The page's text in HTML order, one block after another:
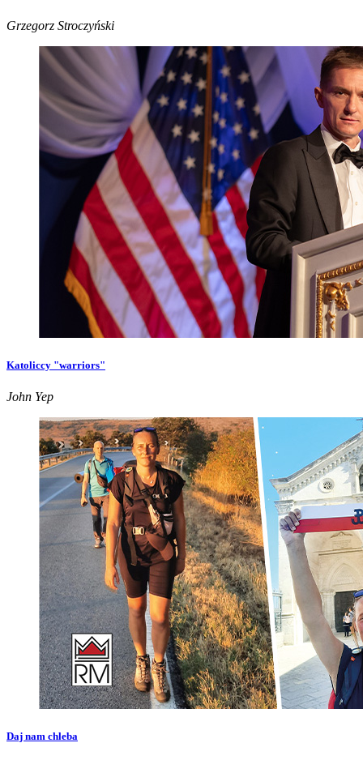
Grzegorz Stroczyński
Katoliccy "warriors"
John Yep
Daj nam chleba